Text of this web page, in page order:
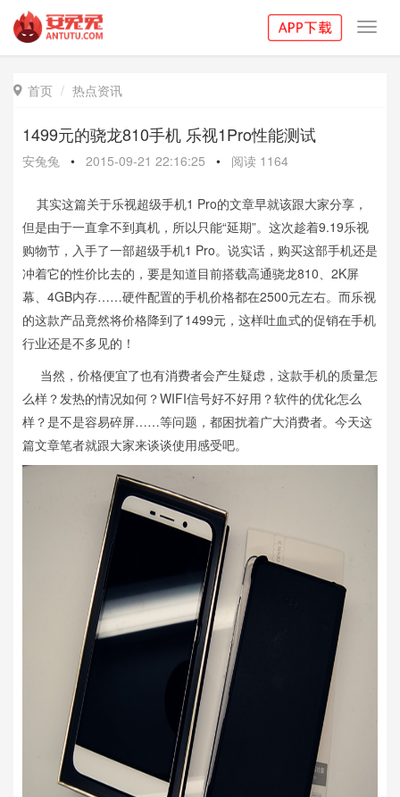
 首页 热点资讯
1499元的骁龙810手机 乐视1Pro性能测试
安兔兔 • 2015-09-21 22:16:25 • 阅读 1164
其实这篇关于乐视超级手机1 Pro的文章早就该跟大家分享，
但是由于一直拿不到真机，所以只能“延期”。这次趁着9.19乐视
购物节，入手了一部超级手机1 Pro。说实话，购买这部手机还是
冲着它的性价比去的，要是知道目前搭载高通骁龙810、2K屏
幕、4GB内存……硬件配置的手机价格都在2500元左右。而乐视
的这款产品竟然将价格降到了1499元，这样吐血式的促销在手机
行业还是不多见的！
当然，价格便宜了也有消费者会产生疑虑，这款手机的质量怎
么样？发热的情况如何？WIFI信号好不好用？软件的优化怎么
样？是不是容易碎屏……等问题，都困扰着广大消费者。今天这
篇文章笔者就跟大家来谈谈使用感受吧。